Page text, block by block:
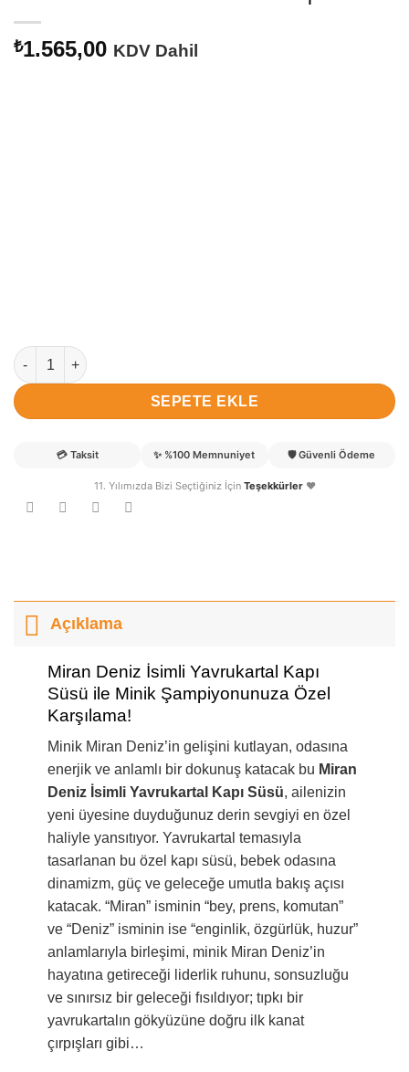
₺1.565,00 KDV Dahil
Miran Deniz isimli YavruKartal Kapı Süsü adet
SEPETE EKLE
💳 Taksit ✨ %100 Memnuniyet 🛡️ Güvenli Ödeme
11. Yılımızda Bizi Seçtiğiniz İçin Teşekkürler❤️
Açıklama
Miran Deniz İsimli Yavrukartal Kapı
Süsü ile Minik Şampiyonunuza Özel
Karşılama!
Minik Miran Deniz’in gelişini kutlayan, odasına
enerjik ve anlamlı bir dokunuş katacak bu Miran
Deniz İsimli Yavrukartal Kapı Süsü, ailenizin
yeni üyesine duyduğunuz derin sevgiyi en özel
haliyle yansıtıyor. Yavrukartal temasıyla
tasarlanan bu özel kapı süsü, bebek odasına
dinamizm, güç ve geleceğe umutla bakış açısı
katacak. “Miran” isminin “bey, prens, komutan”
ve “Deniz” isminin ise “enginlik, özgürlük, huzur”
anlamlarıyla birleşimi, minik Miran Deniz’in
hayatına getireceği liderlik ruhunu, sonsuzluğu
ve sınırsız bir geleceği fısıldıyor; tıpkı bir
yavrukartalın gökyüzüne doğru ilk kanat
çırpışları gibi…